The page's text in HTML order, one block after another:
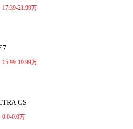
17.39-21.99万
15.99-19.99万
GS
0.0-0.0万